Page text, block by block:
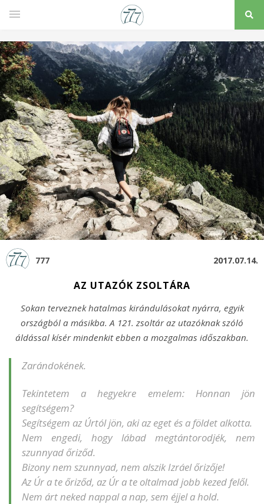
777 2017.07.14.
AZ UTAZÓK ZSOLTÁRA
Sokan terveznek hatalmas kirándulásokat nyárra, egyik
országból a másikba. A 121. zsoltár az utazóknak szóló
áldással kísér mindenkit ebben a mozgalmas időszakban.
Zarándokének.
Tekintetem a hegyekre emelem: Honnan jön
segítségem?
Segítségem az Úrtól jön, aki az eget és a földet alkotta.
Nem engedi, hogy lábad megtántorodjék, nem
szunnyad őriződ.
Bizony nem szunnyad, nem alszik Izráel őrizője!
Az Úr a te őriződ, az Úr a te oltalmad jobb kezed felől.
Nem árt neked nappal a nap, sem éjjel a hold.